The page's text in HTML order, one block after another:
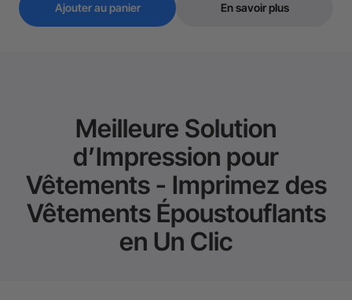
Ajouter au panier En savoir plus
Meilleure Solution
d’Impression pour
Vêtements - Imprimez des
Vêtements Époustouflants
en Un Clic